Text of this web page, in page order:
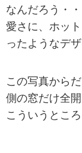
なんだろう・
愛さに、ホッ
ったようなデ
この写真から
側の窓だけ全
こういうとこ